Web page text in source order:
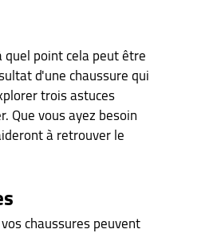
point cela peut être
d'une chaussure qui
trois astuces
Que vous ayez besoin
à retrouver le
chaussures peuvent